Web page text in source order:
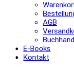
AGB
E-Books
Kontakt